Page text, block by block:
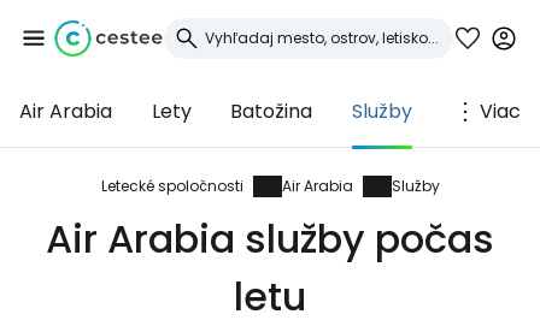
Air Arabia Lety Batožina Služby Viac
Letecké spoločnosti Air Arabia Služby
Air Arabia služby počas
letu
Prihláste sa do
služby Cestee
... celosvetovej komunity cestovateľov